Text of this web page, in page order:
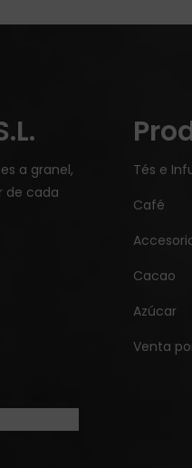
a granel,
de cada
Tés e
Café
Cacao
Azúcar
Venta